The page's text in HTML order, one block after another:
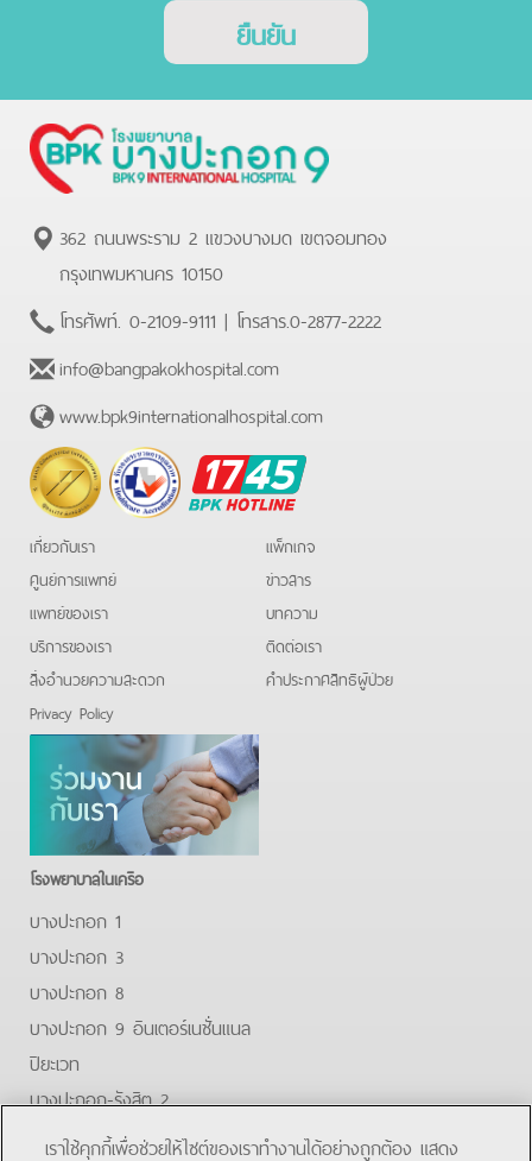
ยืนยัน
362 ถนนพระราม 2 แขวงบางมด เขตจอมทอง
กรุงเทพมหานคร 10150
โทรศัพท์. 0-2109-9111 | โทรสาร.0-2877-2222
info@bangpakokhospital.com
www.bpk9internationalhospital.com
BPK
Hotline
เกี่ยวกับเรา
ศูนย์การแพทย์
แพทย์ของเรา
บริการของเรา
สิ่งอำนวยความสะดวก
Privacy Policy
แพ็กเกจ
ข่าวสาร
บทความ
ติดต่อเรา
คําประกาศสิทธิผู้ป่วย
โรงพยาบาลในเครือ
บางปะกอก 1
บางปะกอก 3
บางปะกอก 8
บางปะกอก 9 อินเตอร์เนชั่นแนล
ปิยะเวท
บางปะกอก-รังสิต 2
บางปะกอกสมุทรปราการ
เราใช้คุกกี้เพื่อช่วยให้ไซต์ของเราทำงานได้อย่างถูกต้อง แสดง